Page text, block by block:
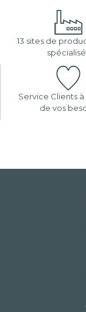
13 sites de
Service Clients
de vos